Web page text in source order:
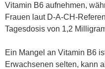
Vitamin B6 aufnehmen,
Frauen laut D-A-CH-
Tagesdosis von 1,2
Ein Mangel an Vitamin B6
Erwachsenen selten, kann